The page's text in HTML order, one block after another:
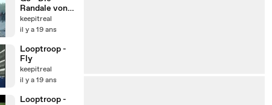
Randale von
Rostock
keepitreal
il y a 19 ans
Looptroop -
Fly
keepitreal
il y a 19 ans
Looptroop -